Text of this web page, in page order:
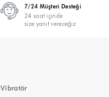
7/24 Müşteri Desteği
24 saat içinde
size yanıt vereceğiz
Vibratör